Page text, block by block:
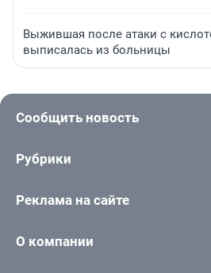
Выжившая после атаки с
выписалась из больницы
Сообщить новость
Рубрики
Реклама на сайте
О компании